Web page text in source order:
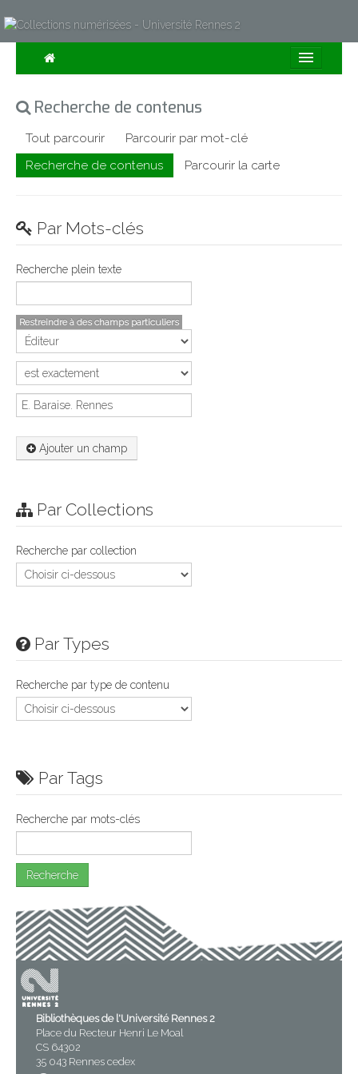
Sur la Carte
Recherche de contenus
Tout parcourir
Parcourir par mot-clé
Recherche de contenus
Parcourir la carte
Par Mots-clés
Recherche plein texte
Restreindre à des champs particuliers
Ajouter un champ
Par Collections
Recherche par collection
Par Types
Recherche par type de contenu
Par Tags
Recherche par mots-clés
Bibliothèques de l'Université Rennes 2
Place du Recteur Henri Le Moal
CS 64302
35 043 Rennes cedex